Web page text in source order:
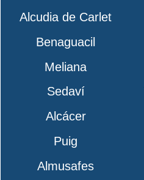
Alcudia de Carlet
Benaguacil
Meliana
Sedaví
Alcácer
Puig
Almusafes